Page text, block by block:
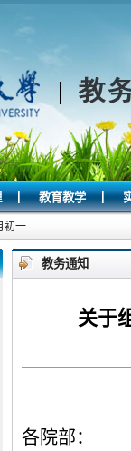
| 教育教学 |
初一
教务通知
关于
各院部：